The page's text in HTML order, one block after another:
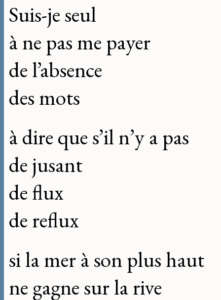
Suis-je seul
à ne pas me payer
de l’absence
des mots
à dire que s’il n’y a pas
de jusant
de flux
de reflux
si la mer à son plus haut
ne gagne sur la rive